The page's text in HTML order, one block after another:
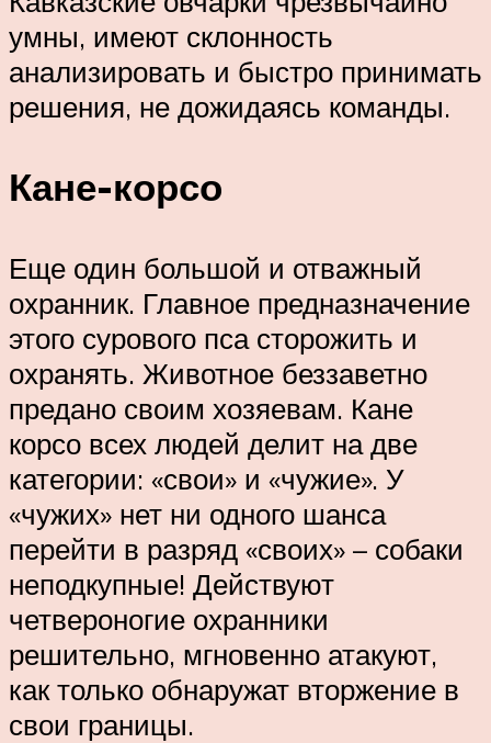
умны, имеют склонность
анализировать и быстро принимать
решения, не дожидаясь команды.
Кане-корсо
Еще один большой и отважный
охранник. Главное предназначение
этого сурового пса сторожить и
охранять. Животное беззаветно
предано своим хозяевам. Кане
корсо всех людей делит на две
категории: «свои» и «чужие». У
«чужих» нет ни одного шанса
перейти в разряд «своих» – собаки
неподкупные! Действуют
четвероногие охранники
решительно, мгновенно атакуют,
как только обнаружат вторжение в
свои границы.